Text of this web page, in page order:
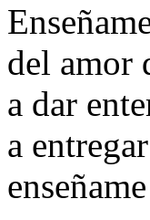
del amor
a dar
a